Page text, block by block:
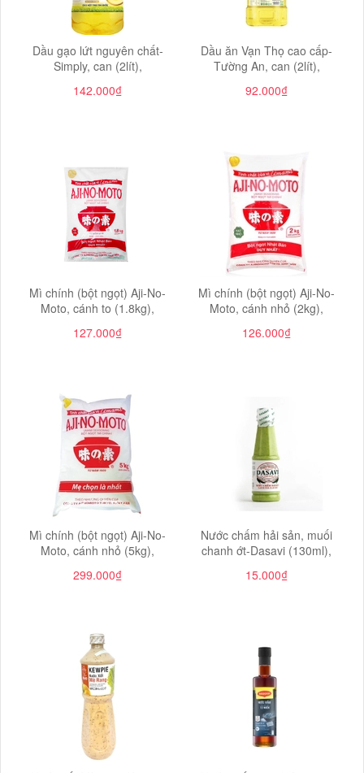
Dầu gạo lứt nguyên chất-
Simply, can (2lít),
142.000₫
Dầu ăn Vạn Thọ cao cấp-
Tường An, can (2lít),
92.000₫
Mì chính (bột ngọt) Aji-No-
Moto, cánh to (1.8kg),
127.000₫
Mì chính (bột ngọt) Aji-No-
Moto, cánh nhỏ (2kg),
126.000₫
Mì chính (bột ngọt) Aji-No-
Moto, cánh nhỏ (5kg),
299.000₫
Nước chấm hải sản, muối
chanh ớt-Dasavi (130ml),
15.000₫